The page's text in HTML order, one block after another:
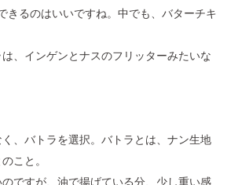
きるのはいいですね。中でも、バターチキ
、インゲンとナスのフリッターみたいな
、バトラを選択。バトラとは、ナン生地
こと。
ですが、油で揚げている分、少し重い感